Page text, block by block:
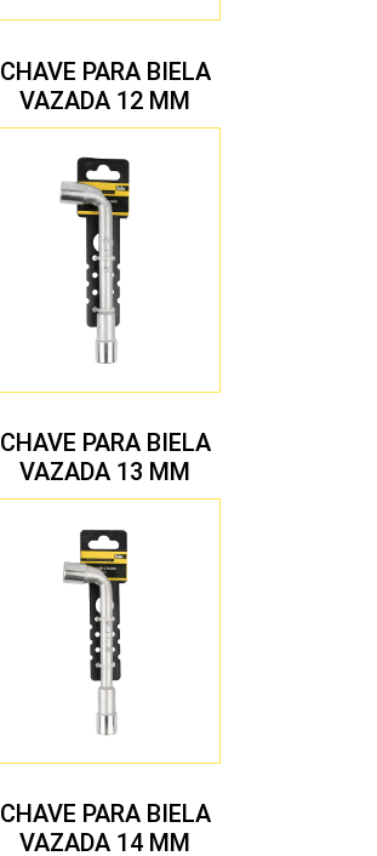
CHAVE PARA BIELA
VAZADA 12 MM
CHAVE PARA BIELA
VAZADA 13 MM
CHAVE PARA BIELA
VAZADA 14 MM